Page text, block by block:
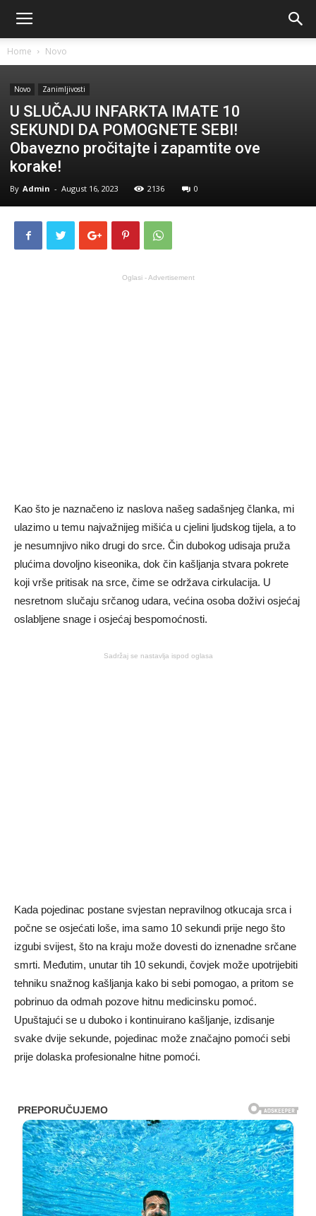
Home Novo
Novo Zanimljivosti
U SLUČAJU INFARKTA IMATE 10
SEKUNDI DA POMOGNETE SEBI!
Obavezno pročitajte i zapamtite ove
korake!
By Admin - August 16, 2023 2136 0
Oglasi - Advertisement
Kao što je naznačeno iz naslova našeg sadašnjeg članka, mi
ulazimo u temu najvažnijeg mišića u cjelini ljudskog tijela, a to
je nesumnjivo niko drugi do srce. Čin dubokog udisaja pruža
plućima dovoljno kiseonika, dok čin kašljanja stvara pokrete
koji vrše pritisak na srce, čime se održava cirkulacija. U
nesretnom slučaju srčanog udara, većina osoba doživi osjećaj
oslabljene snage i osjećaj bespomoćnosti.
Sadržaj se nastavlja ispod oglasa
Kada pojedinac postane svjestan nepravilnog otkucaja srca i
počne se osjećati loše, ima samo 10 sekundi prije nego što
izgubi svijest, što na kraju može dovesti do iznenadne srčane
smrti. Međutim, unutar tih 10 sekundi, čovjek može upotrijebiti
tehniku ​​snažnog kašljanja kako bi sebi pomogao, a pritom se
pobrinuo da odmah pozove hitnu medicinsku pomoć.
Upuštajući se u duboko i kontinuirano kašljanje, izdisanje
svake dvije sekunde, pojedinac može značajno pomoći sebi
prije dolaska profesionalne hitne pomoći.